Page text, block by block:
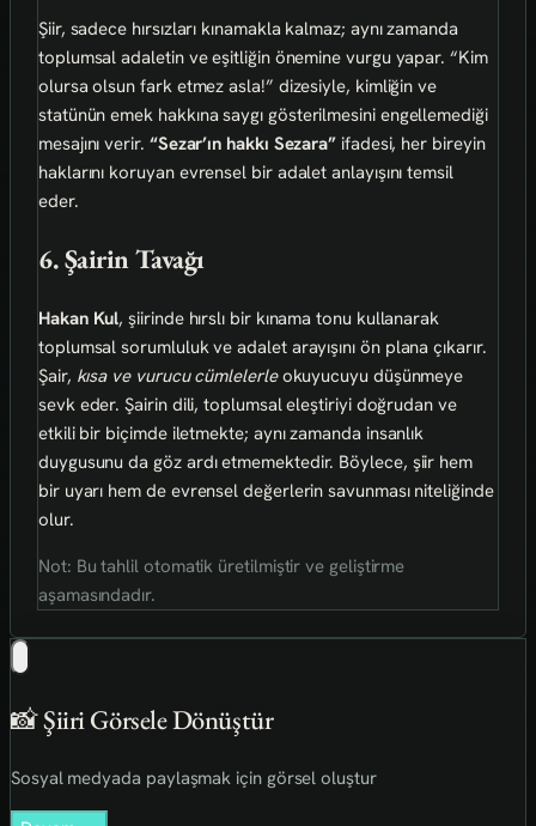
Şiir, sadece hırsızları kınamakla kalmaz; aynı zamanda
toplumsal adaletin ve eşitliğin önemine vurgu yapar. “Kim
olursa olsun fark etmez asla!” dizesiyle, kimliğin ve
statünün emek hakkına saygı gösterilmesini engellemediği
mesajını verir. “Sezar’ın hakkı Sezara” ifadesi, her bireyin
haklarını koruyan evrensel bir adalet anlayışını temsil
eder.
6. Şairin Tavağı
Hakan Kul, şiirinde hırslı bir kınama tonu kullanarak
toplumsal sorumluluk ve adalet arayışını ön plana çıkarır.
Şair, kısa ve vurucu cümlelerleokuyucuyu düşünmeye
sevk eder. Şairin dili, toplumsal eleştiriyi doğrudan ve
etkili bir biçimde iletmekte; aynı zamanda insanlık
duygusunu da göz ardı etmemektedir. Böylece, şiir hem
bir uyarı hem de evrensel değerlerin savunması niteliğinde
olur.
Not: Bu tahlil otomatik üretilmiştir ve geliştirme
aşamasındadır.
📸 Şiiri Görsele Dönüştür
Sosyal medyada paylaşmak için görsel oluştur